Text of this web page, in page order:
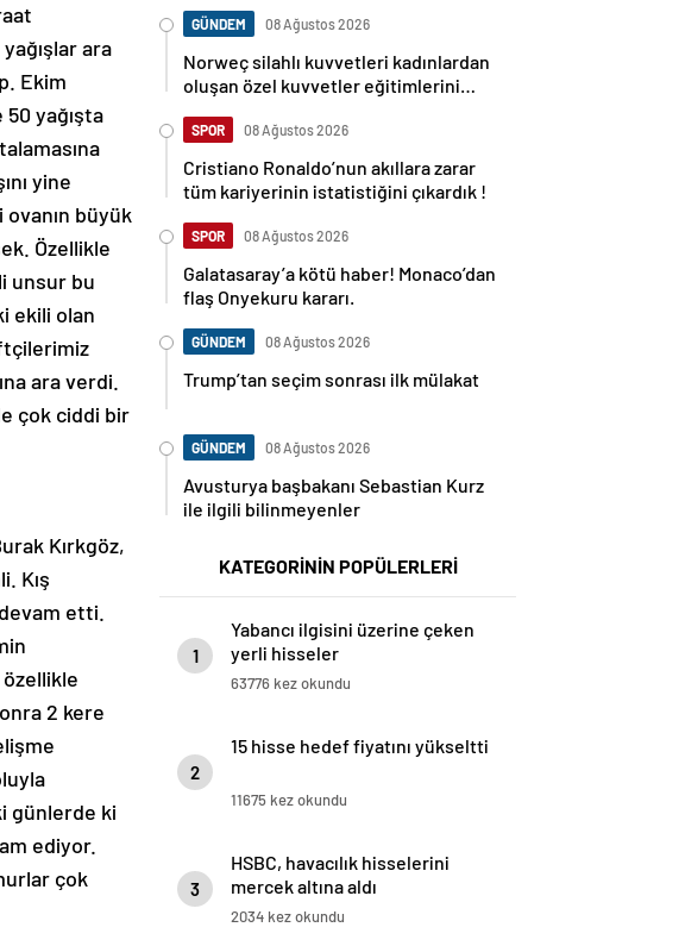
ara
Ekim
50 yağışta
yine
ovanın büyük
Özellikle
unsur bu
ekili olan
ara verdi.
çok ciddi bir
Kırkgöz,
Kış
etti.
2 kere
günlerde ki
ediyor.
çok
GÜNDEM 08 Ağustos 2026
Norweç silahlı kuvvetleri kadınlardan
oluşan özel kuvvetler eğitimlerini
SPOR 08 Ağustos 2026
Cristiano Ronaldo’nun akıllara zarar
tüm kariyerinin istatistiğini çıkardık !
SPOR 08 Ağustos 2026
Galatasaray’a kötü haber! Monaco’dan
flaş Onyekuru kararı.
GÜNDEM 08 Ağustos 2026
Trump’tan seçim sonrası ilk mülakat
GÜNDEM 08 Ağustos 2026
Avusturya başbakanı Sebastian Kurz
ile ilgili bilinmeyenler
KATEGORİNİN POPÜLERLERİ
1
Yabancı ilgisini üzerine çeken
yerli hisseler
63776 kez okundu
2
15 hisse hedef fiyatını yükseltti
11675 kez okundu
3
HSBC, havacılık hisselerini
mercek altına aldı
2034 kez okundu